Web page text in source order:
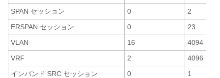
SPAN セッション
0
2
ERSPAN セッション
0
23
VLAN
16
4094
VRF
2
4096
インバンド SRC セッション
0
1